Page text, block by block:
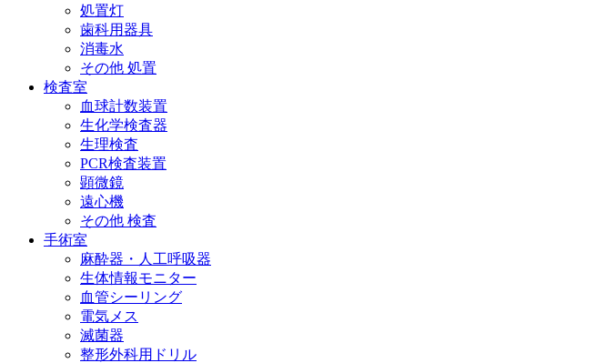
処置灯
歯科用器具
消毒水
その他 処置
検査室
血球計数装置
生化学検査器
生理検査
PCR検査装置
顕微鏡
遠心機
その他 検査
手術室
麻酔器・人工呼吸器
生体情報モニター
血管シーリング
電気メス
滅菌器
整形外科用ドリル